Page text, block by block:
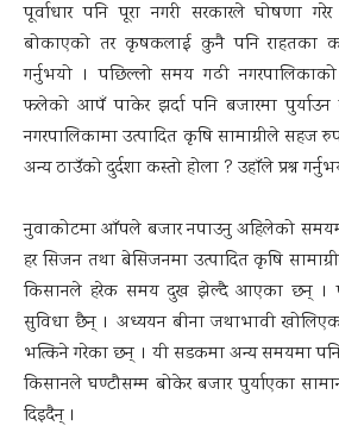
पूर्वाधार पनि पूरा नगरी सरकारले घोषणा
बोकाएको तर कृषकलाई कुनै पनि राहतका
गर्नुभयो । पछिल्लो समय गढी
फलेको आपँ पाकेर झर्दा पनि बजारमा
नगरपालिकामा उत्पादित कृषि सामाग्रीले सहज
अन्य ठाउँको दुर्दशा कस्तो होला ? उहाँले प्रश्न
नुवाकोटमा आँपले बजार नपाउनु अहिलेको समयमा
हर सिजन तथा बेसिजनमा उत्पादित कृषि
किसानले हरेक समय दुख झेल्दै आएका छन् ।
सुविधा छैन् । अध्ययन बीना जथाभावी
भत्किने गरेका छन् । यी सडकमा अन्य समयमा
किसानले घण्टौसम्म बोकेर बजार पुर्याएका
दिइदैन् ।